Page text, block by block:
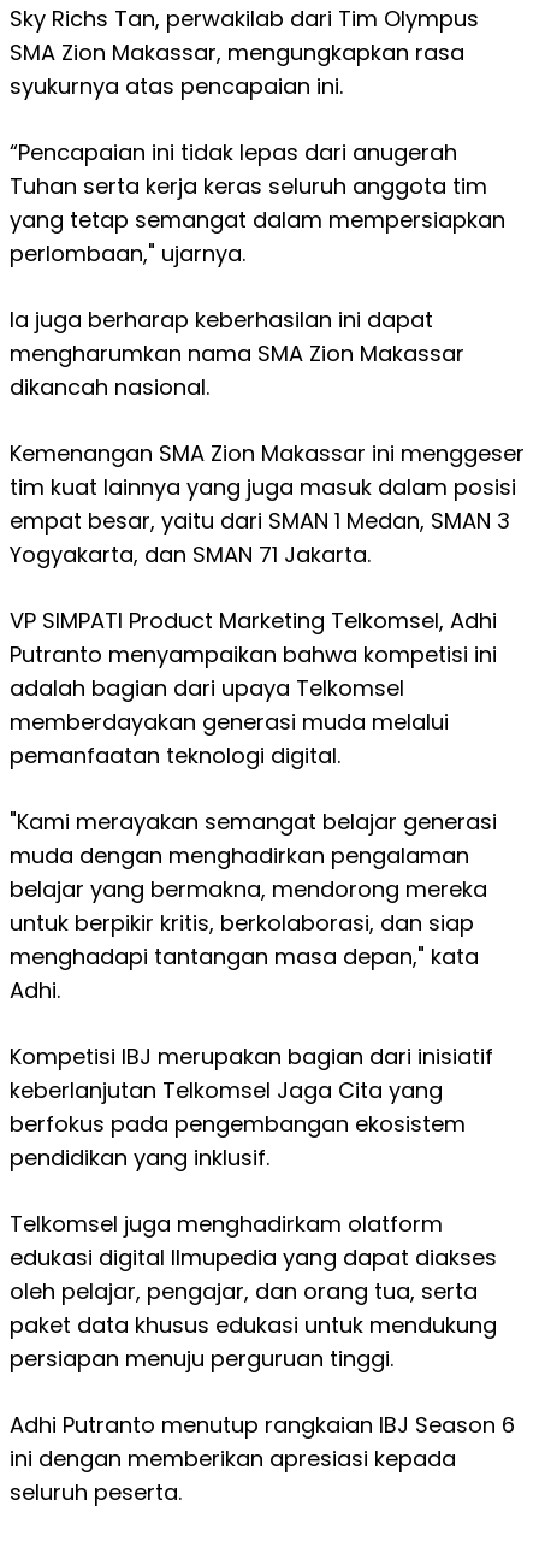
Sky Richs Tan, perwakilab dari Tim Olympus
SMA Zion Makassar, mengungkapkan rasa
syukurnya atas pencapaian ini.
“Pencapaian ini tidak lepas dari anugerah
Tuhan serta kerja keras seluruh anggota tim
yang tetap semangat dalam mempersiapkan
perlombaan," ujarnya.
Ia juga berharap keberhasilan ini dapat
mengharumkan nama SMA Zion Makassar
dikancah nasional.
Kemenangan SMA Zion Makassar ini menggeser
tim kuat lainnya yang juga masuk dalam posisi
empat besar, yaitu dari SMAN 1 Medan, SMAN 3
Yogyakarta, dan SMAN 71 Jakarta.
VP SIMPATI Product Marketing Telkomsel, Adhi
Putranto menyampaikan bahwa kompetisi ini
adalah bagian dari upaya Telkomsel
memberdayakan generasi muda melalui
pemanfaatan teknologi digital.
"Kami merayakan semangat belajar generasi
muda dengan menghadirkan pengalaman
belajar yang bermakna, mendorong mereka
untuk berpikir kritis, berkolaborasi, dan siap
menghadapi tantangan masa depan," kata
Adhi.
Kompetisi IBJ merupakan bagian dari inisiatif
keberlanjutan Telkomsel Jaga Cita yang
berfokus pada pengembangan ekosistem
pendidikan yang inklusif.
Telkomsel juga menghadirkam olatform
edukasi digital Ilmupedia yang dapat diakses
oleh pelajar, pengajar, dan orang tua, serta
paket data khusus edukasi untuk mendukung
persiapan menuju perguruan tinggi.
Adhi Putranto menutup rangkaian IBJ Season 6
ini dengan memberikan apresiasi kepada
seluruh peserta.